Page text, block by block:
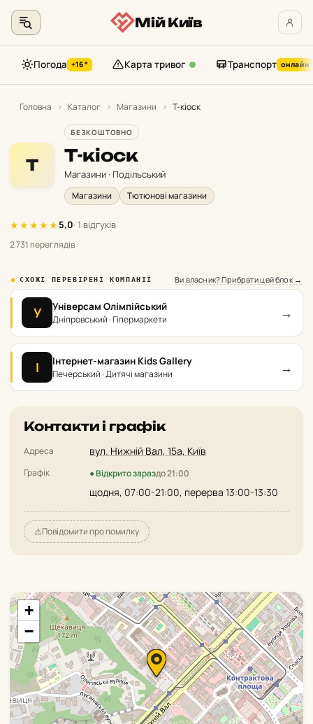
Мій Київ
Погода +16° Карта тривог Транспорт онлайн
Головна › Каталог › Магазини › T-кіоск
T
БЕЗКОШТОВНО
T-кіоск
Магазини · Подільський
Магазини Тютюнові магазини
★★★★★5,0· 1 відгуків
2 731 переглядів
СХОЖІ ПЕРЕВІРЕНІ КОМПАНІЇ Ви власник? Прибрати цей блок →
У Універсам Олімпійський
Дніпровський · Гіпермаркети →
І Інтернет-магазин Kids Gallery
Печерський · Дитячі магазини →
Контакти і графік
Адреса вул. Нижній Вал, 15а, Київ
Графік ● Відкрито зараздо 21:00
щодня, 07:00-21:00, перерва 13:00-13:30
⚠️Повідомити про помилку
+
−